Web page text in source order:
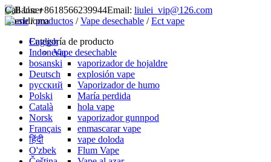
Call Us: +8618566239944Email: liulei_vip@126.com
Idioma
English
Indonesia
bosanski
Deutsch
русский
Polski
Català
Norsk
Français
हिंदी
O'zbek
Home/productos /Vape desechable /Ect vape
Categoría de producto
Vape desechable
vaporizador de hojaldre
explosión vape
Vaporizador de humo
María perdida
hola vape
vaporizador gunnpod
enmascarar vape
vape doloda
Flum Vape